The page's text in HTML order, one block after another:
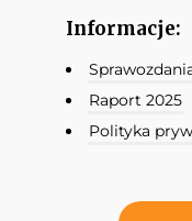
Informacje:
Raport 2025
Polityka